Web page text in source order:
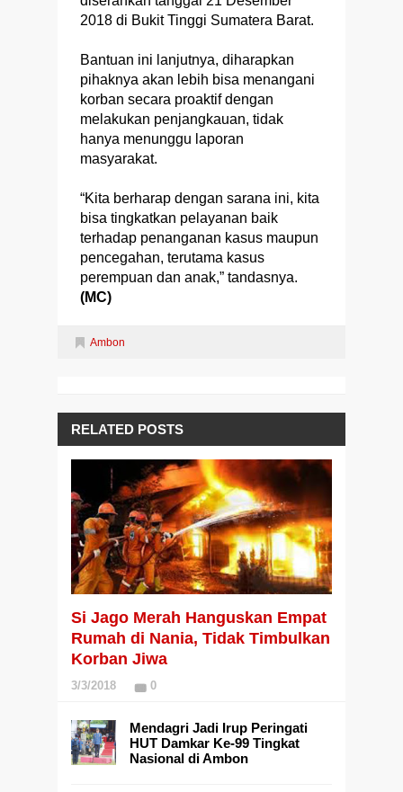
2018 di Bukit Tinggi Sumatera Barat.
Bantuan ini lanjutnya, diharapkan
pihaknya akan lebih bisa menangani
korban secara proaktif dengan
melakukan penjangkauan, tidak
hanya menunggu laporan
masyarakat.
“Kita berharap dengan sarana ini, kita
bisa tingkatkan pelayanan baik
terhadap penanganan kasus maupun
pencegahan, terutama kasus
perempuan dan anak,” tandasnya.
(MC)
Ambon
RELATED POSTS
Si Jago Merah Hanguskan Empat
Rumah di Nania, Tidak Timbulkan
Korban Jiwa
3/3/2018 0
Mendagri Jadi Irup Peringati
HUT Damkar Ke-99 Tingkat
Nasional di Ambon